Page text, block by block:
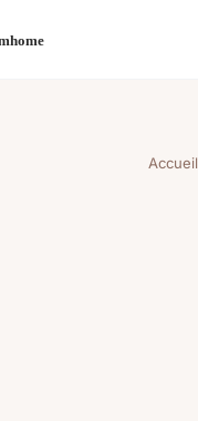
Accueil